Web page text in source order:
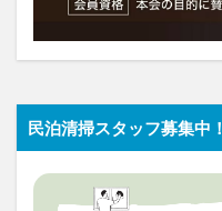
民泊清掃スタッフ募集中！